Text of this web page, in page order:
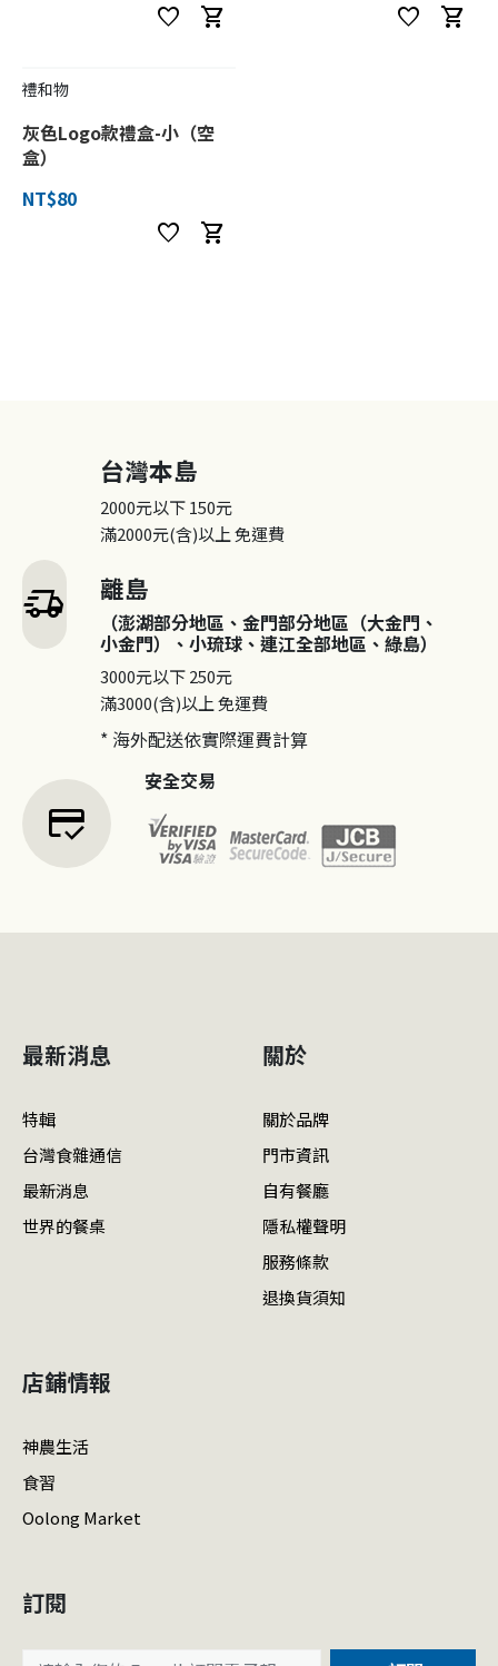
favorite shopping_cart favorite shopping_cart
禮和物
灰色Logo款禮盒-小（空
盒）
NT$80
favorite shopping_cart
delivery_truck_speed
台灣本島
2000元以下150元
滿2000元(含)以上免運費
離島
（澎湖部分地區、金門部分地區（大金門、
小金門）、小琉球、連江全部地區、綠島）
3000元以下250元
滿3000(含)以上免運費
* 海外配送依實際運費計算
credit_score
安全交易
最新消息
特輯
台灣食雜通信
最新消息
世界的餐桌
關於
關於品牌
門市資訊
自有餐廳
隱私權聲明
服務條款
退換貨須知
店鋪情報
神農生活
食習
Oolong Market
訂閱